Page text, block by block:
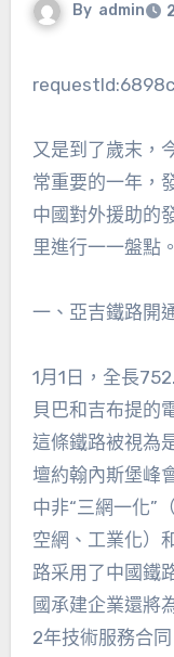
By admin
又是到了歲末，
常重要的一年，
中國對外援助的
里進行一一盤點。
一、亞吉鐵路開
1月1日，全長
貝巴和吉布提的
這條鐵路被視為
壇約翰內斯堡峰
中非“三網一化”
空網、工業化）
路采用了中國鐵
國承建企業還將
2年技術服務合